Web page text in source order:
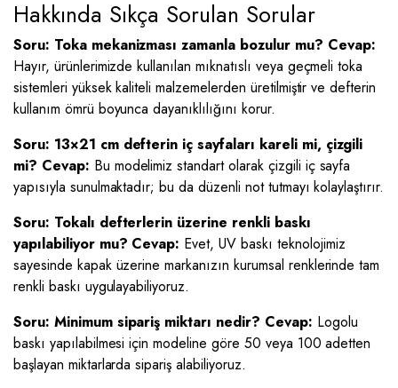
Hakkında Sıkça Sorulan Sorular
Soru: Toka mekanizması zamanla bozulur mu? Cevap:
Hayır, ürünlerimizde kullanılan mıknatıslı veya geçmeli toka
sistemleri yüksek kaliteli malzemelerden üretilmiştir ve defterin
kullanım ömrü boyunca dayanıklılığını korur.
Soru: 13×21 cm defterin iç sayfaları kareli mi, çizgili
mi? Cevap: Bu modelimiz standart olarak çizgili iç sayfa
yapısıyla sunulmaktadır; bu da düzenli not tutmayı kolaylaştırır.
Soru: Tokalı defterlerin üzerine renkli baskı
yapılabiliyor mu? Cevap: Evet, UV baskı teknolojimiz
sayesinde kapak üzerine markanızın kurumsal renklerinde tam
renkli baskı uygulayabiliyoruz.
Soru: Minimum sipariş miktarı nedir? Cevap: Logolu
baskı yapılabilmesi için modeline göre 50 veya 100 adetten
başlayan miktarlarda sipariş alabiliyoruz.